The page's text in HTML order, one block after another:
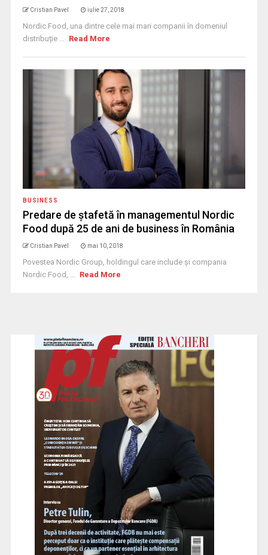
Cristian Pavel iulie 27, 2018
Nordic Food, una dintre cele mai mari companii în domeniul
distribuție ... Read More
BUSINESS
Predare de ștafetă în managementul Nordic
Food după 25 de ani de business în România
Cristian Pavel mai 10, 2018
Povestea Nordic Group, holdingul care include și compania
Nordic Food, ... Read More